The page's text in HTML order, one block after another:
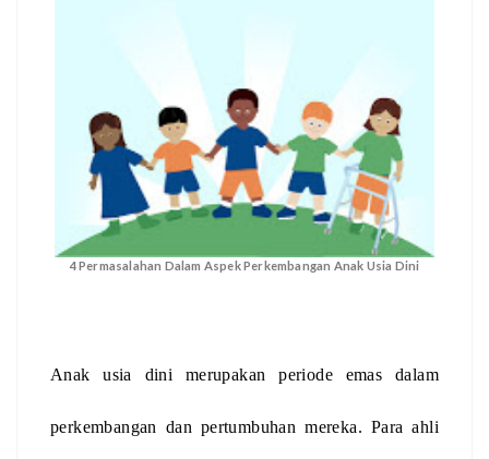
4 Permasalahan Dalam Aspek Perkembangan Anak Usia Dini
Anak usia dini merupakan periode emas dalam
perkembangan dan pertumbuhan mereka. Para ahli